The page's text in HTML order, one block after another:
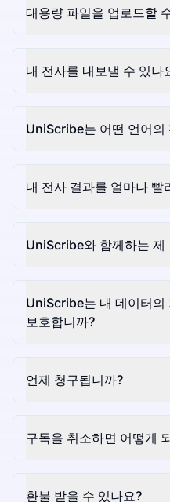
대용량 파일을 업로드할
내 전사를 내보낼 수 있나
UniScribe는 어떤 언어의
내 전사 결과를 얼마나 빨
UniScribe와 함께하는 제
UniScribe는 내 데이터의
보호합니까?
언제 청구됩니까?
구독을 취소하면 어떻게
환불 받을 수 있나요?